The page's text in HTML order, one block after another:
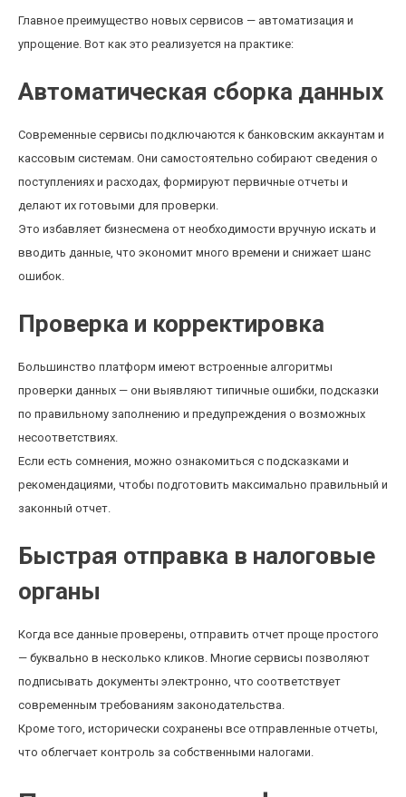
Главное преимущество новых сервисов — автоматизация и
упрощение. Вот как это реализуется на практике:
Автоматическая сборка данных
Современные сервисы подключаются к банковским аккаунтам и
кассовым системам. Они самостоятельно собирают сведения о
поступлениях и расходах, формируют первичные отчеты и
делают их готовыми для проверки.
Это избавляет бизнесмена от необходимости вручную искать и
вводить данные, что экономит много времени и снижает шанс
ошибок.
Проверка и корректировка
Большинство платформ имеют встроенные алгоритмы
проверки данных — они выявляют типичные ошибки, подсказки
по правильному заполнению и предупреждения о возможных
несоответствиях.
Если есть сомнения, можно ознакомиться с подсказками и
рекомендациями, чтобы подготовить максимально правильный и
законный отчет.
Быстрая отправка в налоговые
органы
Когда все данные проверены, отправить отчет проще простого
— буквально в несколько кликов. Многие сервисы позволяют
подписывать документы электронно, что соответствует
современным требованиям законодательства.
Кроме того, исторически сохранены все отправленные отчеты,
что облегчает контроль за собственными налогами.